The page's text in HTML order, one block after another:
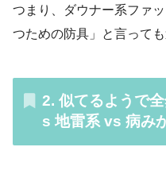
つまり、ダウナー系ファ
つための防具」と言って
2. 似てるようで
s 地雷系 vs 病み